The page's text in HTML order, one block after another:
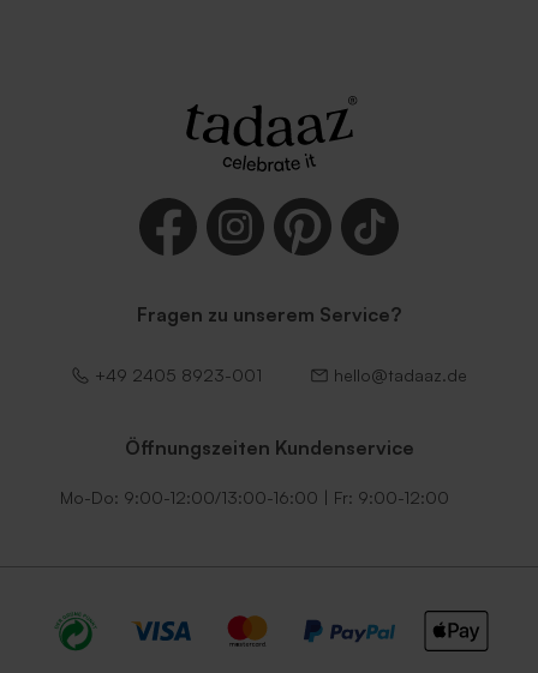
selbstklebendem Verschluss
in Ecru
Schwarzer Umschlag
Fragen zu unserem Service?
+49 2405 8923-001 hello@tadaaz.de
Öffnungszeiten Kundenservice
Mo-Do: 9:00-12:00/13:00-16:00 | Fr: 9:00-12:00